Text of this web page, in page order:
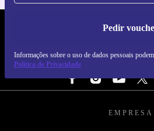
Pedir
Informações sobre o uso de dados pessoais
Política de Privacidade
REFURBED PORTUGAL -
SEGUE-NOS
EMPRESA